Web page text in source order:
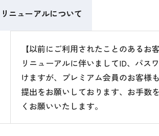
リニューアルについて
【以前にご利用されたことのあるお客
リニューアルに伴いましてID、パス
けますが、プレミアム会員のお客様
提出をお願いしております、お手数
くお願いいたします。